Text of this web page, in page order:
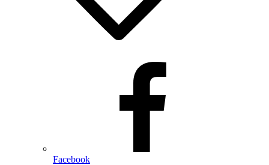
Facebook